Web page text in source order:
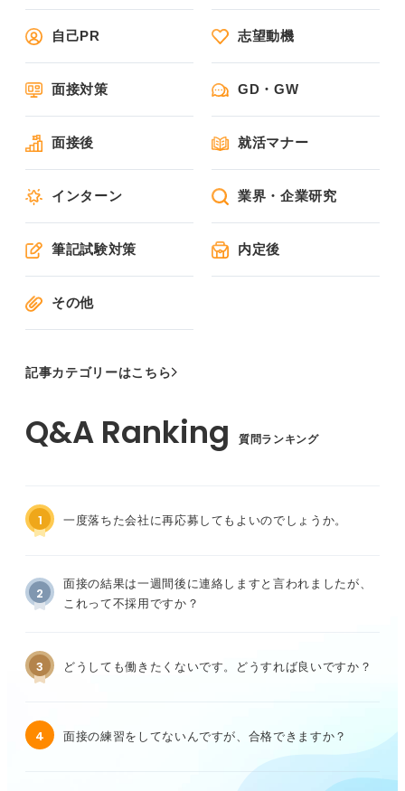
自己PR 志望動機
面接対策 GD・GW
面接後 就活マナー
インターン 業界・企業研究
筆記試験対策 内定後
その他
記事カテゴリーはこちら
質問ランキング
1 一度落ちた会社に再応募してもよいのでしょうか。
2
面接の結果は一週間後に連絡しますと言われましたが、
これって不採用ですか？
3 どうしても働きたくないです。どうすれば良いですか？
4 面接の練習をしてないんですが、合格できますか？